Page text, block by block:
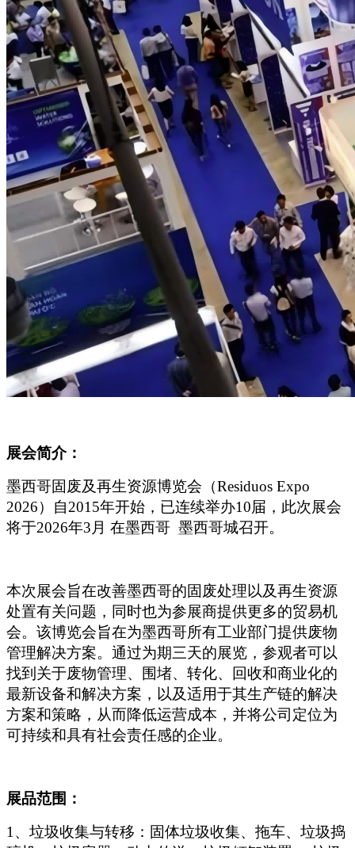
展会简介：
墨西哥固废及再生资源博览会（Residuos Expo
2026）自2015年开始，已连续举办10届，此次展会
将于2026年3月 在墨西哥 墨西哥城召开。
本次展会旨在改善墨西哥的固废处理以及再生资源
处置有关问题，同时也为参展商提供更多的贸易机
会。该博览会旨在为墨西哥所有工业部门提供废物
管理解决方案。通过为期三天的展览，参观者可以
找到关于废物管理、围堵、转化、回收和商业化的
最新设备和解决方案，以及适用于其生产链的解决
方案和策略，从而降低运营成本，并将公司定位为
可持续和具有社会责任感的企业。
展品范围：
1、垃圾收集与转移：固体垃圾收集、拖车、垃圾捣